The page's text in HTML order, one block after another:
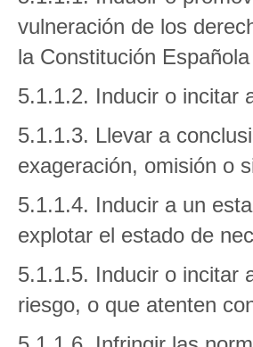
vulneración de los
la Constitución
5.1.1.2. Inducir o incitar
5.1.1.3. Llevar a
exageración, omisión o
5.1.1.4. Inducir a un
explotar el estado de
5.1.1.5. Inducir o incitar
riesgo, o que atenten